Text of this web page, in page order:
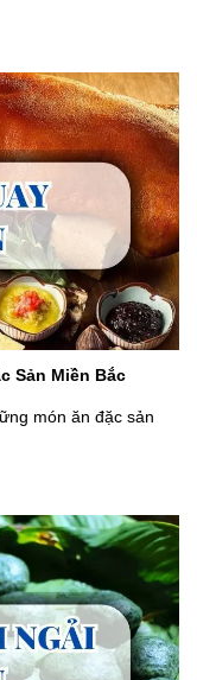
Sản Miền Bắc
món ăn đặc sản